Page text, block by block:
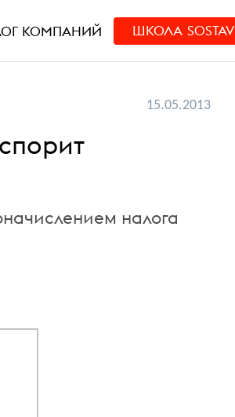
КОМПАНИЙ ШКОЛА SOSTAV
15.05.2013
налога